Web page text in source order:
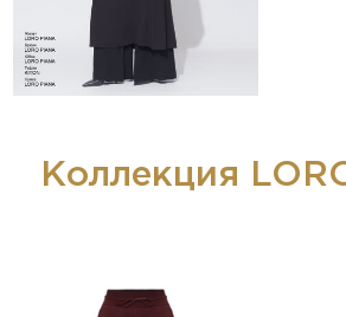
Коллекция